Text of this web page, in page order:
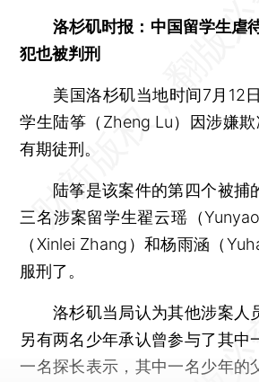
洛杉矶时报：中国留学生虐
犯也被判刑
美国洛杉矶当地时间7月12
学生陆筝（Zheng Lu）因涉嫌
有期徒刑。
陆筝是该案件的第四个被捕
三名涉案留学生翟云瑶（
（Xinlei Zhang）和杨雨涵（
服刑了。
洛杉矶当局认为其他涉案人员
另有两名少年承认曾参与了其中
一名探长表示，其中一名少年的